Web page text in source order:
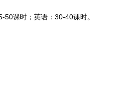
课时；英语：30-40课时。